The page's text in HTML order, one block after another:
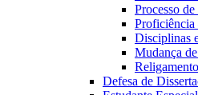
Processo
Proficiência
Disciplinas
Mudança
Defesa de